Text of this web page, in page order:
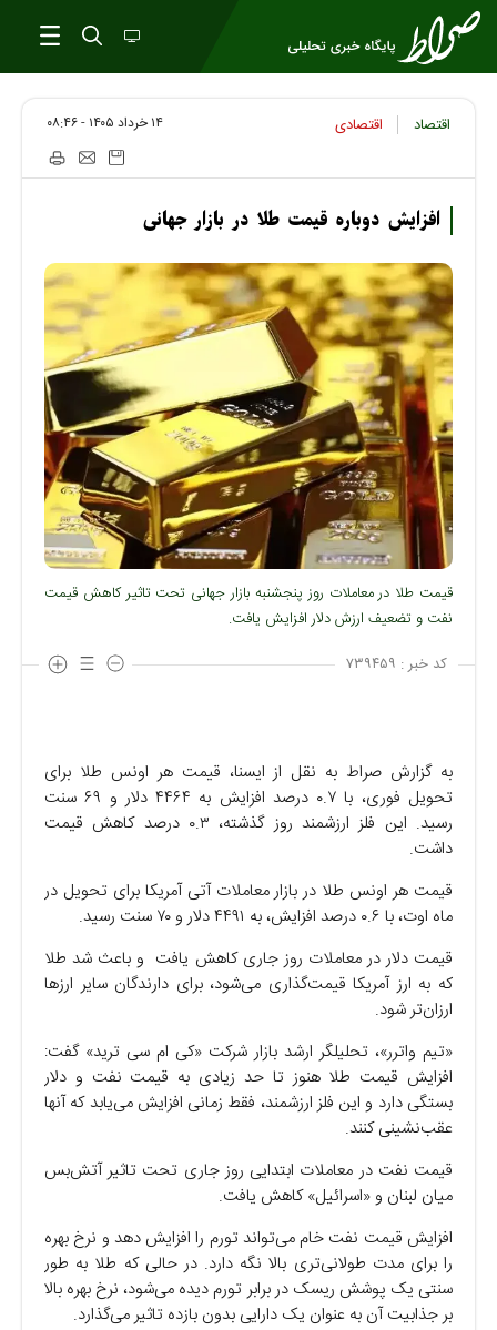
اقتصاد اقتصادی ۱۴ خرداد ۱۴۰۵ - ۰۸:۴۶
افزایش دوباره قیمت طلا در بازار جهانی
قیمت طلا در معاملات روز پنجشنبه بازار جهانی تحت تاثیر کاهش قیمت
نفت و تضعیف ارزش دلار افزایش یافت.
کد خبر : ۷۳۹۴۵۹
به گزارش صراط به نقل از ایسنا، قیمت هر اونس طلا برای
تحویل فوری، با ۰.۷ درصد افزایش به ۴۴۶۴ دلار و ۶۹ سنت
رسید. این فلز ارزشمند روز گذشته، ۰.۳ درصد کاهش قیمت
داشت.
قیمت هر اونس طلا در بازار معاملات آتی آمریکا برای تحویل در
ماه اوت، با ۰.۶ درصد افزایش، به ۴۴۹۱ دلار و ۷۰ سنت رسید.
قیمت دلار در معاملات روز جاری کاهش یافت و باعث شد طلا
که به ارز آمریکا قیمت‌گذاری می‌شود، برای دارندگان سایر ارزها
ارزان‌تر شود.
«تیم واترر»، تحلیلگر ارشد بازار شرکت «کی ام سی ترید» گفت:
افزایش قیمت طلا هنوز تا حد زیادی به قیمت نفت و دلار
بستگی دارد و این فلز ارزشمند، فقط زمانی افزایش می‌یابد که آنها
عقب‌نشینی کنند.
قیمت نفت در معاملات ابتدایی روز جاری تحت تاثیر آتش‌بس
میان لبنان و «اسرائیل» کاهش یافت.
افزایش قیمت نفت خام می‌تواند تورم را افزایش دهد و نرخ بهره
را برای مدت طولانی‌تری بالا نگه دارد. در حالی که طلا به طور
سنتی یک پوشش ریسک در برابر تورم دیده می‌شود، نرخ بهره بالا
بر جذابیت آن به عنوان یک دارایی بدون بازده تاثیر می‌گذارد.